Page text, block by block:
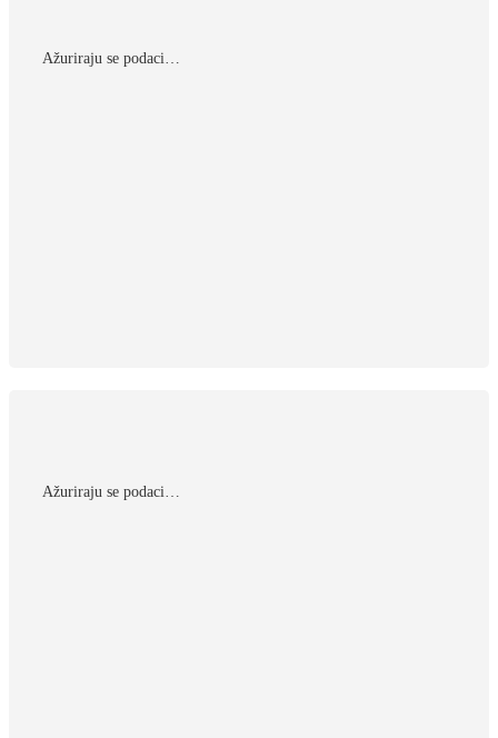
Αžuriraju se podaci…
Αžuriraju se podaci…